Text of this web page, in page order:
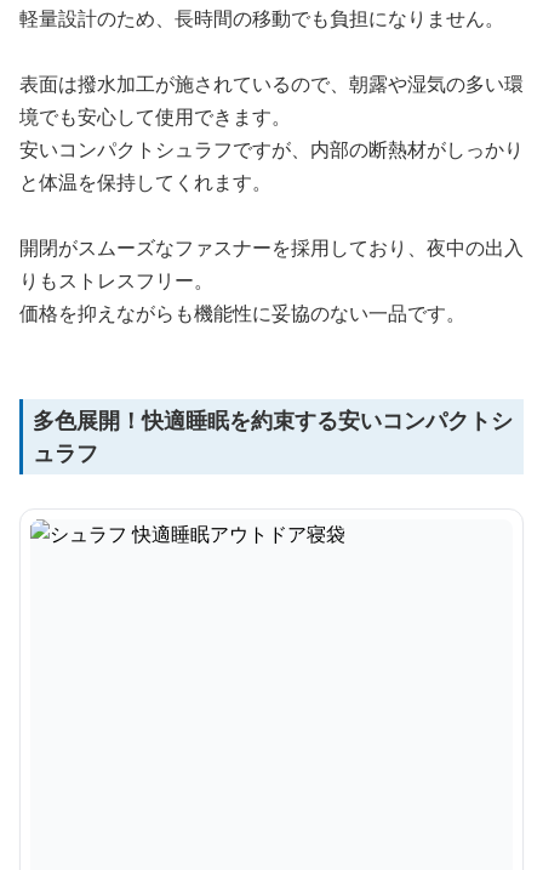
軽量設計のため、長時間の移動でも負担になりません。
表面は撥水加工が施されているので、朝露や湿気の多い環
境でも安心して使用できます。
安いコンパクトシュラフですが、内部の断熱材がしっかり
と体温を保持してくれます。
開閉がスムーズなファスナーを採用しており、夜中の出入
りもストレスフリー。
価格を抑えながらも機能性に妥協のない一品です。
多色展開！快適睡眠を約束する安いコンパクトシ
ュラフ